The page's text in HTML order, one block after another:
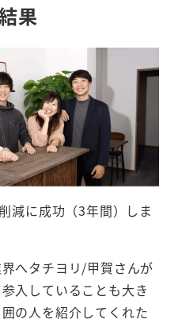
果
減に成功（3年間）しま
へタチヨリ/甲賀さんが
入していることも大き
の人を紹介してくれた